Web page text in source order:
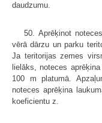
daudzumu.
50. Aprēķinot
vērā dārzu un parku
Ja teritorijas zemes
lielāks, noteces
100 m platumā.
noteces aprēķina
koeficientu z.